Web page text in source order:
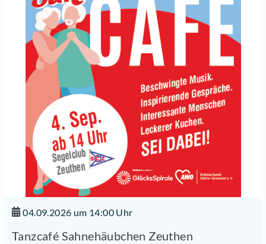
04.09.2026 um 14:00 Uhr
Tanzcafé Sahnehäubchen Zeuthen